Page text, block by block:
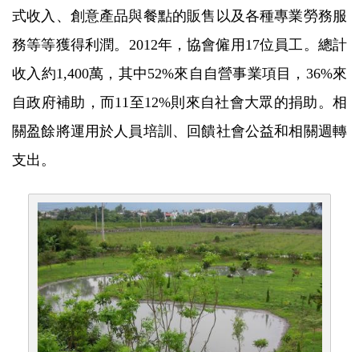
式收入、創意產品與餐點的販售以及各種專業勞務服
務等等獲得利潤。2012年，協會僱用17位員工。總計
收入約1,400萬，其中52%來自自營事業項目，36%來
自政府補助，而11至12%則來自社會大眾的捐助。相
關盈餘將運用於人員培訓、回饋社會公益和相關週轉
支出。